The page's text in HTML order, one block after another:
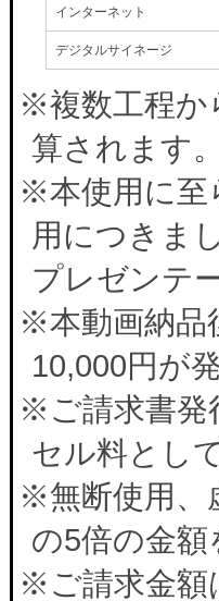
インターネット
デジタルサイネージ
※複数工程か
算されます。
※本使用に至
用につきま
プレゼンテ
※本動画納品
10,000円が
※ご請求書発
セル料とし
※無断使用、
の5倍の金
※ご請求金額